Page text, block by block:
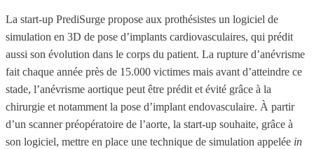
La start-up PrediSurge propose aux prothésistes un logiciel de
simulation en 3D de pose d’implants cardiovasculaires, qui prédit
aussi son évolution dans le corps du patient. La rupture d’anévrisme
fait chaque année près de 15.000 victimes mais avant d’atteindre ce
stade, l’anévrisme aortique peut être prédit et évité grâce à la
chirurgie et notamment la pose d’implant endovasculaire. À partir
d’un scanner préopératoire de l’aorte, la start-up souhaite, grâce à
son logiciel, mettre en place une technique de simulation appelée in